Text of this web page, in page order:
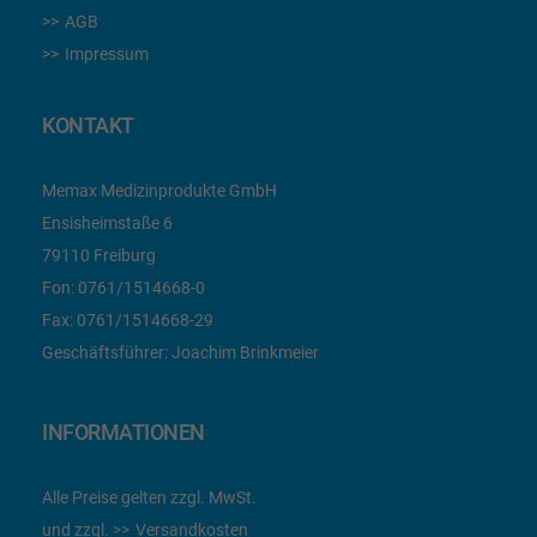
AGB
Impressum
KONTAKT
Memax Medizinprodukte GmbH
Ensisheimstaße 6
79110 Freiburg
Fon: 0761/1514668-0
Fax: 0761/1514668-29
Geschäftsführer: Joachim Brinkmeier
INFORMATIONEN
Alle Preise gelten zzgl. MwSt.
und zzgl.
Versandkosten